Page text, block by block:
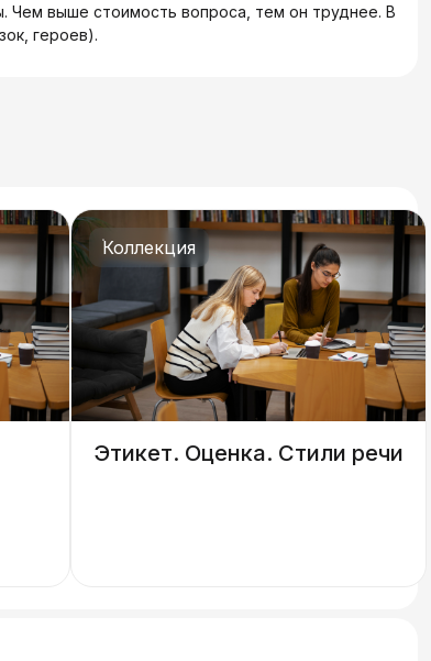
Чем выше стоимость вопроса, тем он труднее. В
героев).
Коллекция
Этикет. Оценка. Стили речи